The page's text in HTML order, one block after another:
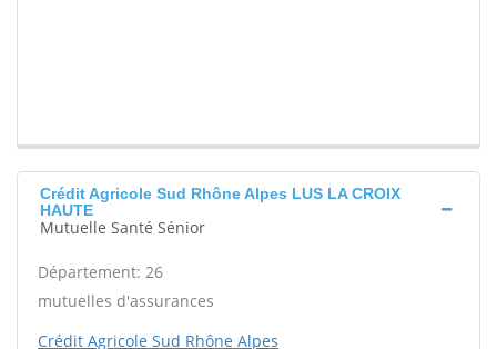
Crédit Agricole Sud Rhône Alpes LUS LA CROIX
HAUTE
Mutuelle Santé Sénior
Département: 26
mutuelles d'assurances
Crédit Agricole Sud Rhône Alpes